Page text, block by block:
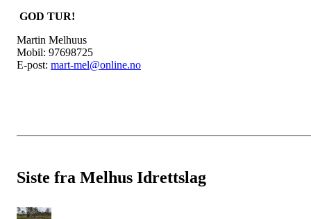
GOD TUR!
Martin Melhuus
Mobil: 97698725
E-post: mart-mel@online.no
Siste fra Melhus Idrettslag